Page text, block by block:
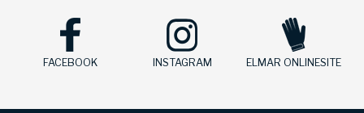
FACEBOOK INSTAGRAM ELMAR ONLINESITE